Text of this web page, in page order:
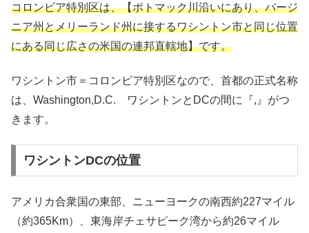
コロンビア特別区は、【ポトマック川沿いにあり、バージ
ニア州とメリーランド州に接するワシントン市と同じ位置
にある同じ広さの米国の連邦直轄地】です。
ワシントン市＝コロンビア特別区なので、首都の正式名称
は、Washington,D.C. ワシントンとDCの間に『,』がつ
きます。
ワシントンDCの位置
アメリカ合衆国の東部、ニューヨークの南西約227マイル
（約365Km）、東海岸チェサピーク湾から約26マイル